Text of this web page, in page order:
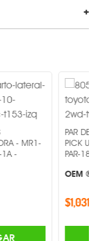
PAR DE CUARTOS
PICK UP 1989-
PAR-18-1476-40-6B